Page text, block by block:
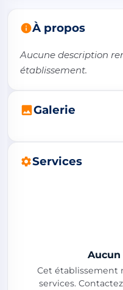
À propos
Aucune description
établissement.
Galerie
Services
Cet établissement
services.